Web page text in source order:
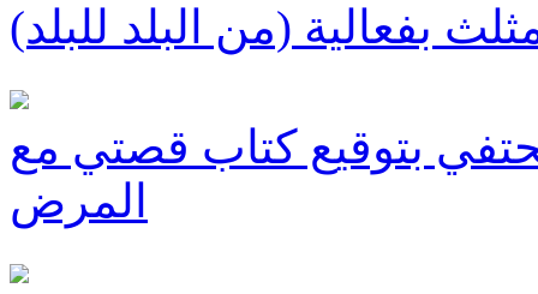
بفعالية (من البلد للبلد)
تحتفي بتوقيع كتاب قصتي مع
المرض